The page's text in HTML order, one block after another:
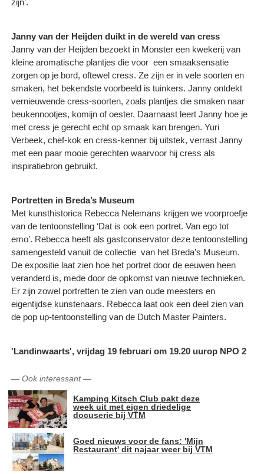
Janny van der Heijden duikt in de wereld van cress
Janny van der Heijden bezoekt in Monster een kwekerij van
kleine aromatische plantjes die voor een smaaksensatie
zorgen op je bord, oftewel cress. Ze zijn er in vele soorten en
smaken, het bekendste voorbeeld is tuinkers. Janny ontdekt
vernieuwende cress-soorten, zoals plantjes die smaken naar
beukennootjes, komijn of oester. Daarnaast leert Janny hoe je
met cress je gerecht echt op smaak kan brengen. Yuri
Verbeek, chef-kok en cress-kenner bij uitstek, verrast Janny
met een paar mooie gerechten waarvoor hij cress als
inspiratiebron gebruikt.
Portretten in Breda’s Museum
Met kunsthistorica Rebecca Nelemans krijgen we voorproefje
van de tentoonstelling ‘Dat is ook een portret. Van ego tot
emo’. Rebecca heeft als gastconservator deze tentoonstelling
samengesteld vanuit de collectie van het Breda’s Museum.
De expositie laat zien hoe het portret door de eeuwen heen
veranderd is, mede door de opkomst van nieuwe technieken.
Er zijn zowel portretten te zien van oude meesters en
eigentijdse kunstenaars. Rebecca laat ook een deel zien van
de pop up-tentoonstelling van de Dutch Master Painters.
'Landinwaarts', vrijdag 19 februari om 19.20 uurop NPO 2
— Ook interessant—
Kamping Kitsch Club pakt deze
week uit met eigen driedelige
docuserie bij VTM
Goed nieuws voor de fans: 'Mijn
Restaurant' dit najaar weer bij VTM